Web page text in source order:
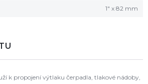
1" x 82 mm
k propojení výtlaku čerpadla, tlakové nádoby,